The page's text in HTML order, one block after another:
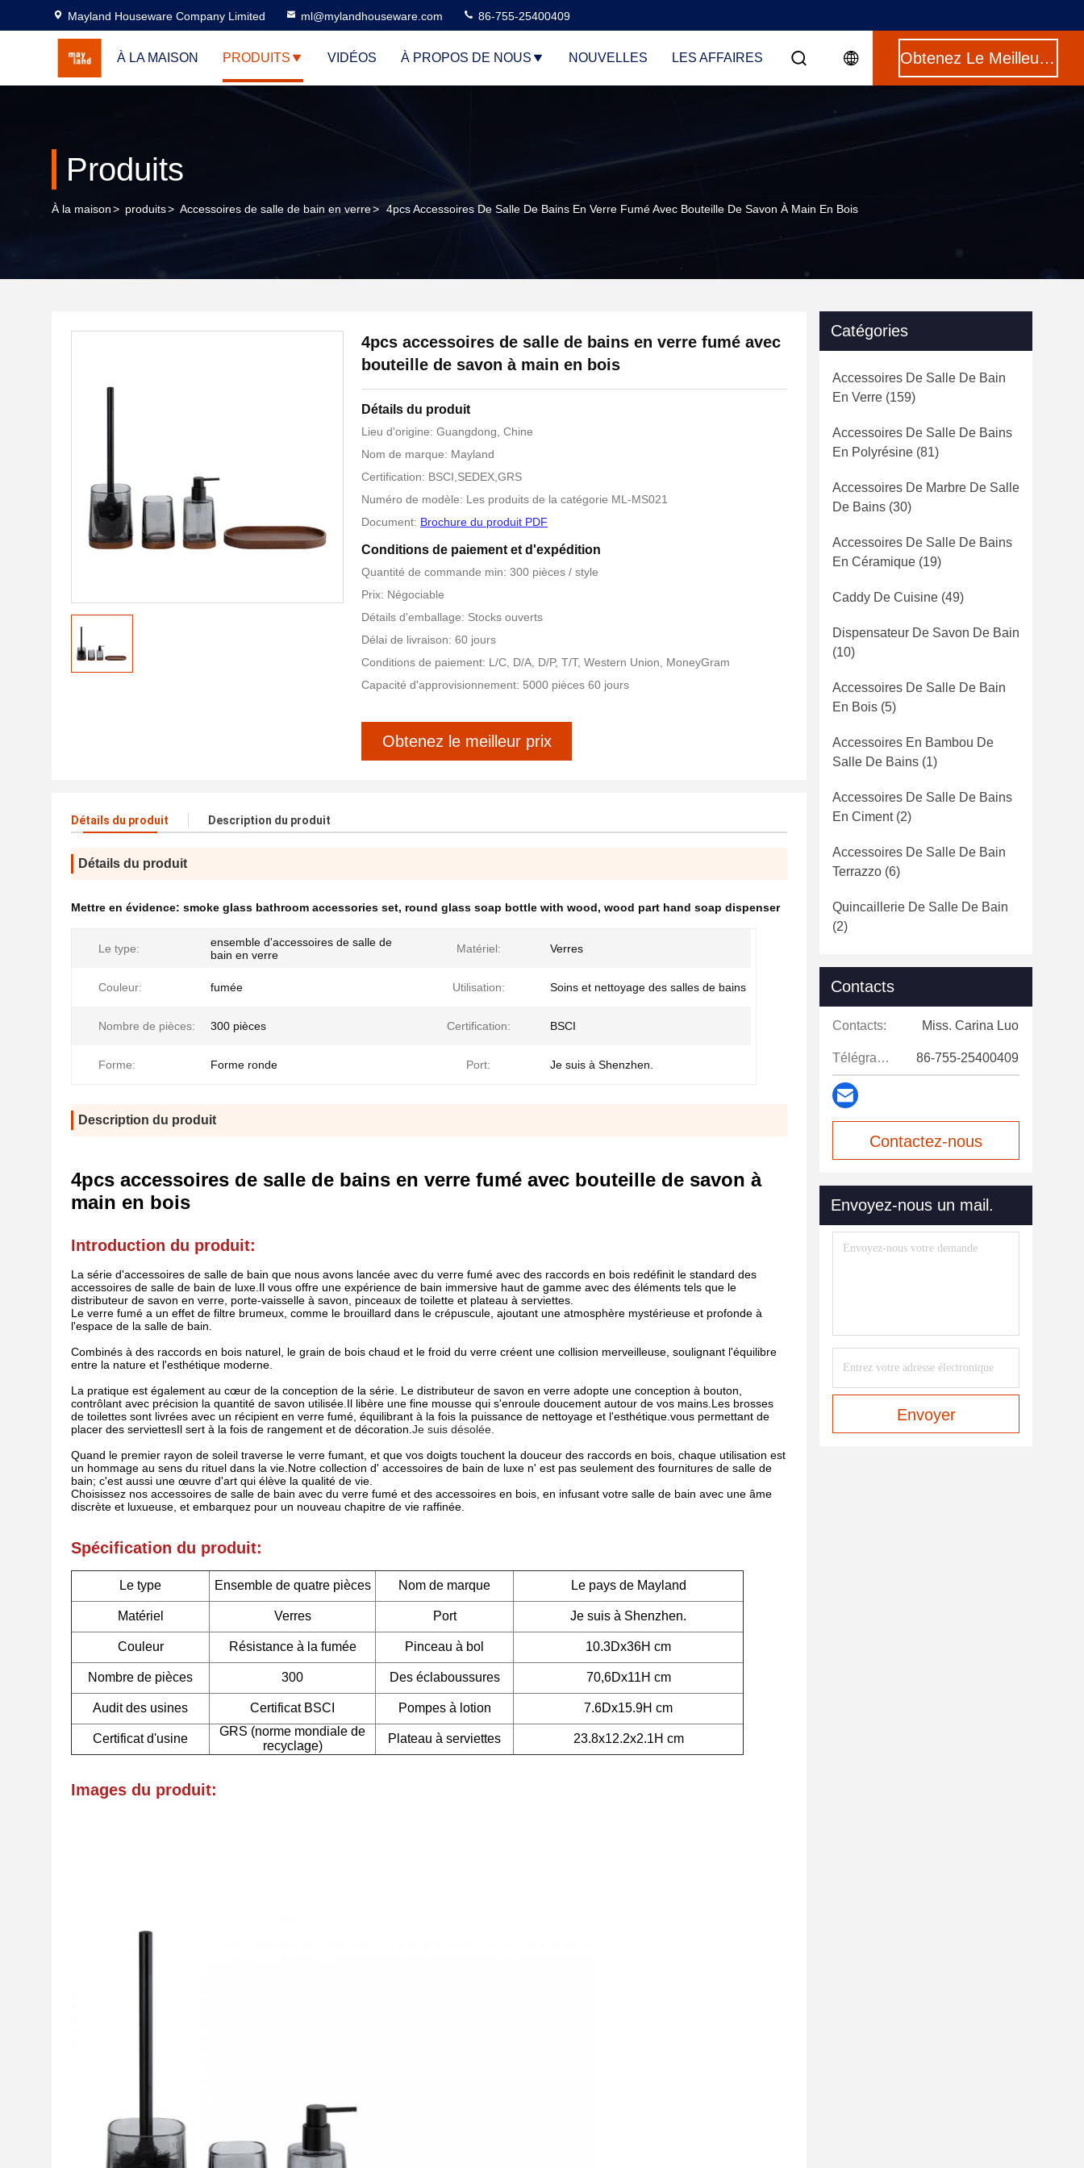
Mayland Houseware Company Limited ml@mylandhouseware.com 86-755-25400409
À LA MAISON PRODUITS VIDÉOS À PROPOS DE NOUS NOUVELLES LES AFFAIRES Obtenez Le Meilleur Prix
Produits
À la maison> produits> Accessoires de salle de bain en verre> 4pcs Accessoires De Salle De Bains En Verre Fumé Avec Bouteille De Savon À Main En Bois
4pcs accessoires de salle de bains en verre fumé avec
bouteille de savon à main en bois
Détails du produit
Lieu d'origine: Guangdong, Chine
Nom de marque: Mayland
Certification: BSCI,SEDEX,GRS
Numéro de modèle: Les produits de la catégorie ML-MS021
Document: Brochure du produit PDF
Conditions de paiement et d'expédition
Quantité de commande min: 300 pièces / style
Prix: Négociable
Détails d'emballage: Stocks ouverts
Délai de livraison: 60 jours
Conditions de paiement: L/C, D/A, D/P, T/T, Western Union, MoneyGram
Capacité d'approvisionnement: 5000 pièces 60 jours
Obtenez le meilleur prix
Détails du produit Description du produit
Détails du produit
Mettre en évidence: smoke glass bathroom accessories set, round glass soap bottle with wood, wood part hand soap dispenser
Le type:
ensemble d'accessoires de salle de
bain en verre
Matériel: Verres
Couleur: fumée Utilisation: Soins et nettoyage des salles de bains
Nombre de pièces: 300 pièces Certification: BSCI
Forme: Forme ronde Port: Je suis à Shenzhen.
Description du produit
4pcs accessoires de salle de bains en verre fumé avec bouteille de savon à
main en bois
Introduction du produit:
La série d'accessoires de salle de bain que nous avons lancée avec du verre fumé avec des raccords en bois redéfinit le standard des
accessoires de salle de bain de luxe.Il vous offre une expérience de bain immersive haut de gamme avec des éléments tels que le
distributeur de savon en verre, porte-vaisselle à savon, pinceaux de toilette et plateau à serviettes.
Le verre fumé a un effet de filtre brumeux, comme le brouillard dans le crépuscule, ajoutant une atmosphère mystérieuse et profonde à
l'espace de la salle de bain.
Combinés à des raccords en bois naturel, le grain de bois chaud et le froid du verre créent une collision merveilleuse, soulignant l'équilibre
entre la nature et l'esthétique moderne.
La pratique est également au cœur de la conception de la série. Le distributeur de savon en verre adopte une conception à bouton,
contrôlant avec précision la quantité de savon utilisée.Il libère une fine mousse qui s'enroule doucement autour de vos mains.Les brosses
de toilettes sont livrées avec un récipient en verre fumé, équilibrant à la fois la puissance de nettoyage et l'esthétique.vous permettant de
placer des serviettesIl sert à la fois de rangement et de décoration. Je suis désolée.
Quand le premier rayon de soleil traverse le verre fumant, et que vos doigts touchent la douceur des raccords en bois, chaque utilisation est
un hommage au sens du rituel dans la vie.Notre collection d' accessoires de bain de luxe n' est pas seulement des fournitures de salle de
bain; c'est aussi une œuvre d'art qui élève la qualité de vie.
Choisissez nos accessoires de salle de bain avec du verre fumé et des accessoires en bois, en infusant votre salle de bain avec une âme
discrète et luxueuse, et embarquez pour un nouveau chapitre de vie raffinée.
Spécification du produit:
Le type Ensemble de quatre pièces Nom de marque Le pays de Mayland
Matériel Verres Port Je suis à Shenzhen.
Couleur Résistance à la fumée Pinceau à bol 10.3Dx36H cm
Nombre de pièces 300 Des éclaboussures 70,6Dx11H cm
Audit des usines Certificat BSCI Pompes à lotion 7.6Dx15.9H cm
Certificat d'usine
GRS (norme mondiale de
recyclage)
Plateau à serviettes 23.8x12.2x2.1H cm
Images du produit:
Catégories
Accessoires De Salle De Bain
En Verre (159)
Accessoires De Salle De Bains
En Polyrésine (81)
Accessoires De Marbre De Salle
De Bains (30)
Accessoires De Salle De Bains
En Céramique (19)
Caddy De Cuisine (49)
Dispensateur De Savon De Bain
(10)
Accessoires De Salle De Bain
En Bois (5)
Accessoires En Bambou De
Salle De Bains (1)
Accessoires De Salle De Bains
En Ciment(2)
Accessoires De Salle De Bain
Terrazzo (6)
Quincaillerie De Salle De Bain
(2)
Contacts
Contacts: Miss. Carina Luo
Télégramme: 86-755-25400409
Contactez-nous
Envoyez-nous un mail.
Envoyer